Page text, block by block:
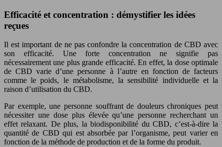
Efficacité et concentration : démystifier les idées
reçues
Il est important de ne pas confondre la concentration de CBD avec
son efficacité. Une forte concentration ne signifie pas
nécessairement une plus grande efficacité. En effet, la dose optimale
de CBD varie d’une personne à l’autre en fonction de facteurs
comme le poids, le métabolisme, la sensibilité individuelle et la
raison d’utilisation du CBD.
Par exemple, une personne souffrant de douleurs chroniques peut
nécessiter une dose plus élevée qu’une personne recherchant un
effet relaxant. De plus, la biodisponibilité du CBD, c’est-à-dire la
quantité de CBD qui est absorbée par l’organisme, peut varier en
fonction de la méthode de production et de la forme du produit.